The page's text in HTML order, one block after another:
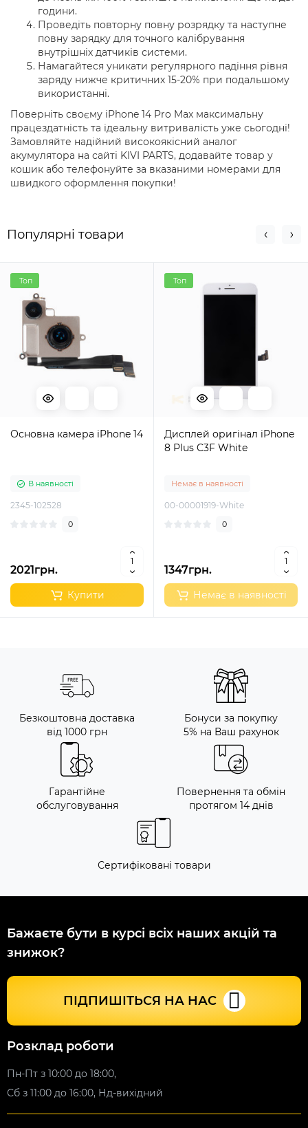
години.
Проведіть повторну повну розрядку та наступне
повну зарядку для точного калібрування
внутрішніх датчиків системи.
Намагайтеся уникати регулярного падіння рівня
заряду нижче критичних 15-20% при подальшому
використанні.
Поверніть своєму iPhone 14 Pro Max максимальну
працездатність та ідеальну витривалість уже сьогодні!
Замовляйте надійний високоякісний аналог
акумулятора на сайті KIVI PARTS, додавайте товар у
кошик або телефонуйте за вказаними номерами для
швидкого оформлення покупки!
Популярні товари
Топ
Основна камера iPhone 14
В наявності
2345-102528
0
2021грн.
Купити
Топ
Дисплей оригінал iPhone
8 Plus C3F White
Немає в наявності
00-00001919-White
0
1347грн.
Немає в наявності
Безкоштовна доставка
від 1000 грн
Бонуси за покупку
5% на Ваш рахунок
Гарантійне
обслуговування
Повернення та обмін
протягом 14 днів
Сертифіковані товари
Бажаєте бути в курсі всіх наших акцій та
знижок?
ПІДПИШІТЬСЯ НА НАС
Розклад роботи
Пн-Пт з 10:00 до 18:00,
Сб з 11:00 до 16:00, Нд-вихідний